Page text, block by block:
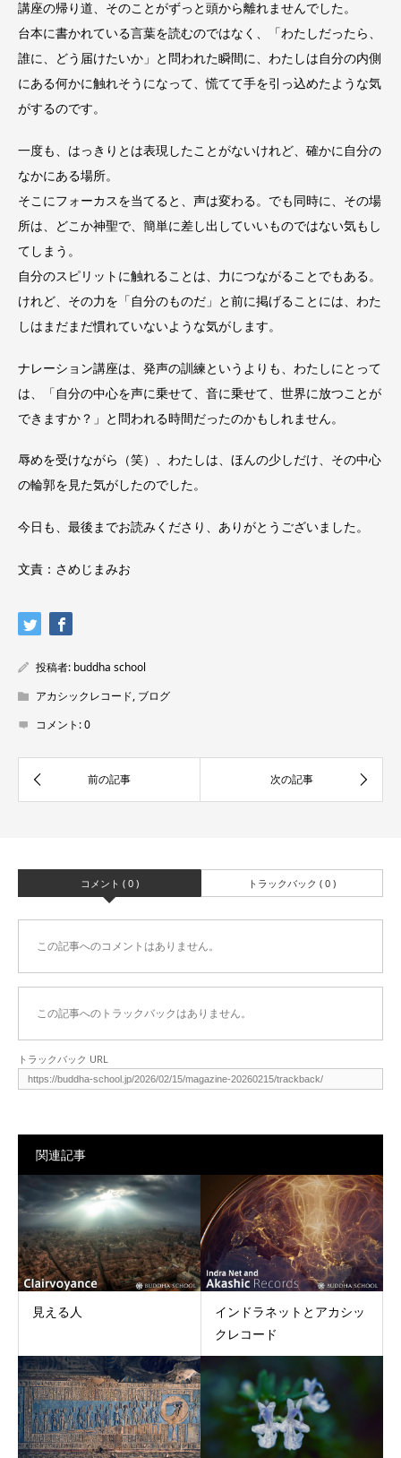
講座の帰り道、そのことがずっと頭から離れませんでした。
台本に書かれている言葉を読むのではなく、「わたしだったら、
誰に、どう届けたいか」と問われた瞬間に、わたしは自分の内側
にある何かに触れそうになって、慌てて手を引っ込めたような気
がするのです。
一度も、はっきりとは表現したことがないけれど、確かに自分の
なかにある場所。
そこにフォーカスを当てると、声は変わる。でも同時に、その場
所は、どこか神聖で、簡単に差し出していいものではない気もし
てしまう。
自分のスピリットに触れることは、力につながることでもある。
けれど、その力を「自分のものだ」と前に掲げることには、わた
しはまだまだ慣れていないような気がします。
ナレーション講座は、発声の訓練というよりも、わたしにとって
は、「自分の中心を声に乗せて、音に乗せて、世界に放つことが
できますか？」と問われる時間だったのかもしれません。
辱めを受けながら（笑）、わたしは、ほんの少しだけ、その中心
の輪郭を見た気がしたのでした。
今日も、最後までお読みくださり、ありがとうございました。
文責：さめじまみお
投稿者: buddha school
アカシックレコード, ブログ
コメント:0
コメント ( 0 ) トラックバック ( 0 )
この記事へのコメントはありません。
この記事へのトラックバックはありません。
トラックバック URL
関連記事
見える人
インドラネットとアカシッ
クレコード